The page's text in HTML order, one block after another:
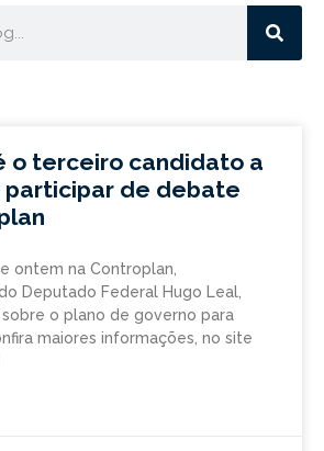
o terceiro candidato a
de debate
ontem na Controplan,
Deputado Federal Hugo Leal,
o plano de governo para
maiores informações, no site